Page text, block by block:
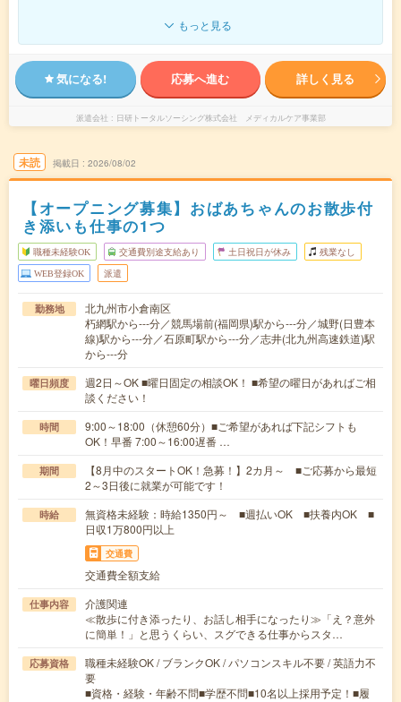
もっと見る
気になる! 応募へ進む 詳しく見る
派遣会社 日研トータルソーシング株式会社 メディカルケア事業部
未読 掲載日 2026/08/02
【オープニング募集】おばあちゃんのお散歩付
き添いも仕事の1つ
職種未経験OK 交通費別途支給あり 土日祝日が休み 残業なし
WEB登録OK 派遣
勤務地
北九州市小倉南区
朽網駅から---分／競馬場前(福岡県)駅から---分／城野(日豊本
線)駅から---分／石原町駅から---分／志井(北九州高速鉄道)駅
から---分
曜日頻度
週2日～OK ■曜日固定の相談OK！ ■希望の曜日があればご相
談ください！
時間
9:00～18:00（休憩60分）■ご希望があれば下記シフトも
OK！早番 7:00～16:00遅番 …
期間
【8月中のスタートOK！急募！】2カ月～ ■ご応募から最短
2～3日後に就業が可能です！
時給
無資格未経験：時給1350円～ ■週払いOK ■扶養内OK ■
日収1万800円以上
交通費
交通費全額支給
仕事内容
介護関連
≪散歩に付き添ったり、お話し相手になったり≫「え？意外
に簡単！」と思うくらい、スグできる仕事からスタ…
応募資格
職種未経験OK / ブランクOK / パソコンスキル不要 / 英語力不
要
■資格・経験・年齢不問■学歴不問■10名以上採用予定！■履